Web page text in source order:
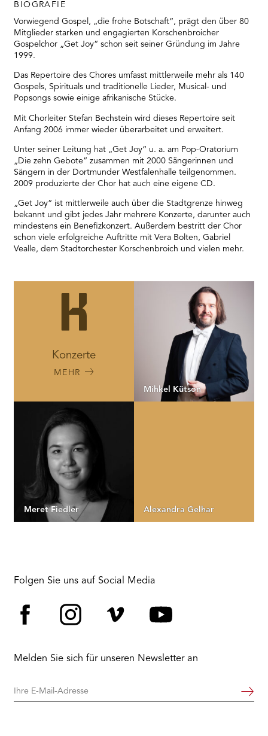
BIOGRAFIE
Vorwiegend Gospel, „die frohe Botschaft“, prägt den über 80
Mitglieder starken und engagierten Korschenbroicher
Gospelchor „Get Joy“ schon seit seiner Gründung im Jahre
1999.
Das Repertoire des Chores umfasst mittlerweile mehr als 140
Gospels, Spirituals und traditionelle Lieder, Musical- und
Popsongs sowie einige afrikanische Stücke.
Mit Chorleiter Stefan Bechstein wird dieses Repertoire seit
Anfang 2006 immer wieder überarbeitet und erweitert.
Unter seiner Leitung hat „Get Joy“ u. a. am Pop-Oratorium
„Die zehn Gebote“ zusammen mit 2000 Sängerinnen und
Sängern in der Dortmunder Westfalenhalle teilgenommen.
2009 produzierte der Chor hat auch eine eigene CD.
„Get Joy“ ist mittlerweile auch über die Stadtgrenze hinweg
bekannt und gibt jedes Jahr mehrere Konzerte, darunter auch
mindestens ein Benefizkonzert. Außerdem bestritt der Chor
schon viele erfolgreiche Auftritte mit Vera Bolten, Gabriel
Vealle, dem Stadtorchester Korschenbroich und vielen mehr.
Konzerte
MEHR
Mihkel Kütson
Meret Fiedler Alexandra Gelhar
Folgen Sie uns auf Social Media
Melden Sie sich für unseren Newsletter an
Ihre
Weiter